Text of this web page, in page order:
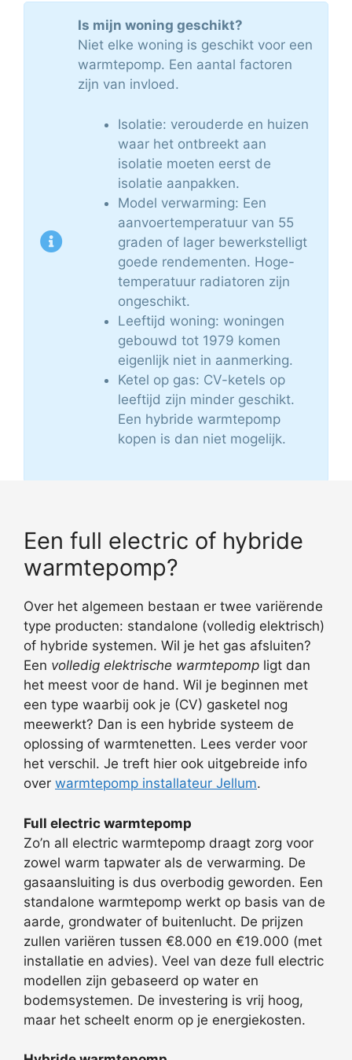
Is mijn woning geschikt?
Niet elke woning is geschikt voor een
warmtepomp. Een aantal factoren
zijn van invloed.
Isolatie: verouderde en huizen
waar het ontbreekt aan
isolatie moeten eerst de
isolatie aanpakken.
Model verwarming: Een
aanvoertemperatuur van 55
graden of lager bewerkstelligt
goede rendementen. Hoge-
temperatuur radiatoren zijn
ongeschikt.
Leeftijd woning: woningen
gebouwd tot 1979 komen
eigenlijk niet in aanmerking.
Ketel op gas: CV-ketels op
leeftijd zijn minder geschikt.
Een hybride warmtepomp
kopen is dan niet mogelijk.
Een full electric of hybride
warmtepomp?
Over het algemeen bestaan er twee variërende
type producten: standalone (volledig elektrisch)
of hybride systemen. Wil je het gas afsluiten?
Een volledig elektrische warmtepomp ligt dan
het meest voor de hand. Wil je beginnen met
een type waarbij ook je (CV) gasketel nog
meewerkt? Dan is een hybride systeem de
oplossing of warmtenetten. Lees verder voor
het verschil. Je treft hier ook uitgebreide info
over warmtepomp installateur Jellum.
Full electric warmtepomp
Zo’n all electric warmtepomp draagt zorg voor
zowel warm tapwater als de verwarming. De
gasaansluiting is dus overbodig geworden. Een
standalone warmtepomp werkt op basis van de
aarde, grondwater of buitenlucht. De prijzen
zullen variëren tussen €8.000 en €19.000 (met
installatie en advies). Veel van deze full electric
modellen zijn gebaseerd op water en
bodemsystemen. De investering is vrij hoog,
maar het scheelt enorm op je energiekosten.